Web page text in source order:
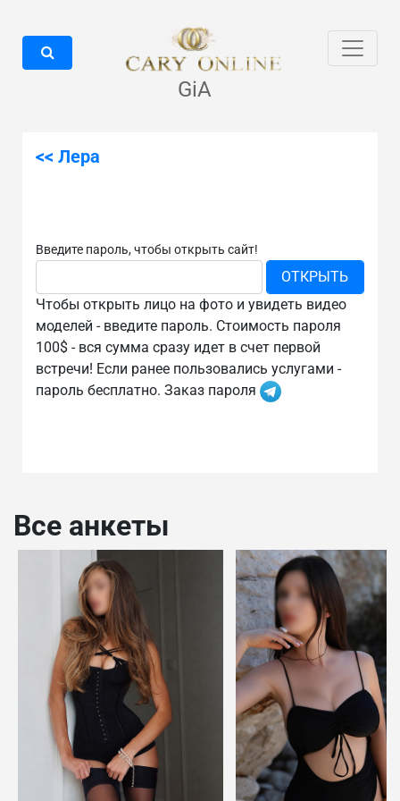
GiA
<< Лера
Введите пароль, чтобы открыть сайт!
Чтобы открыть лицо на фото и увидеть видео
моделей - введите пароль. Стоимость пароля
100$ - вся сумма сразу идет в счет первой
встречи! Если ранее пользовались услугами -
пароль бесплатно. Заказ пароля
Все анкеты